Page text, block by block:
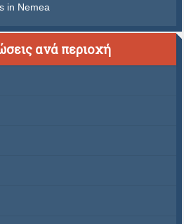
in Nemea
ανά περιοχή